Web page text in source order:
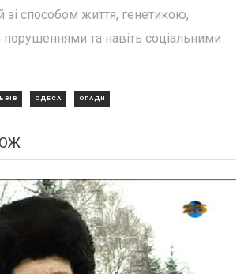
зі способом життя, генетикою,
та навіть соціальними
ОДЕСА ОПАДИ